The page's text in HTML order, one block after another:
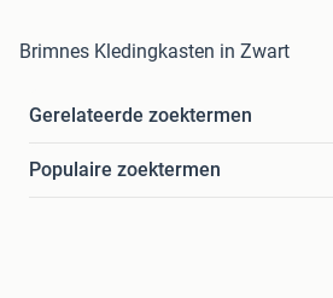
Brimnes Kledingkasten in Zwart
Gerelateerde zoektermen
Populaire zoektermen